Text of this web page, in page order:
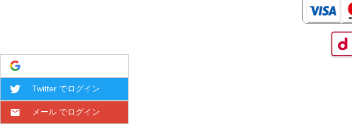
Twitter でログイン
メール でログイン